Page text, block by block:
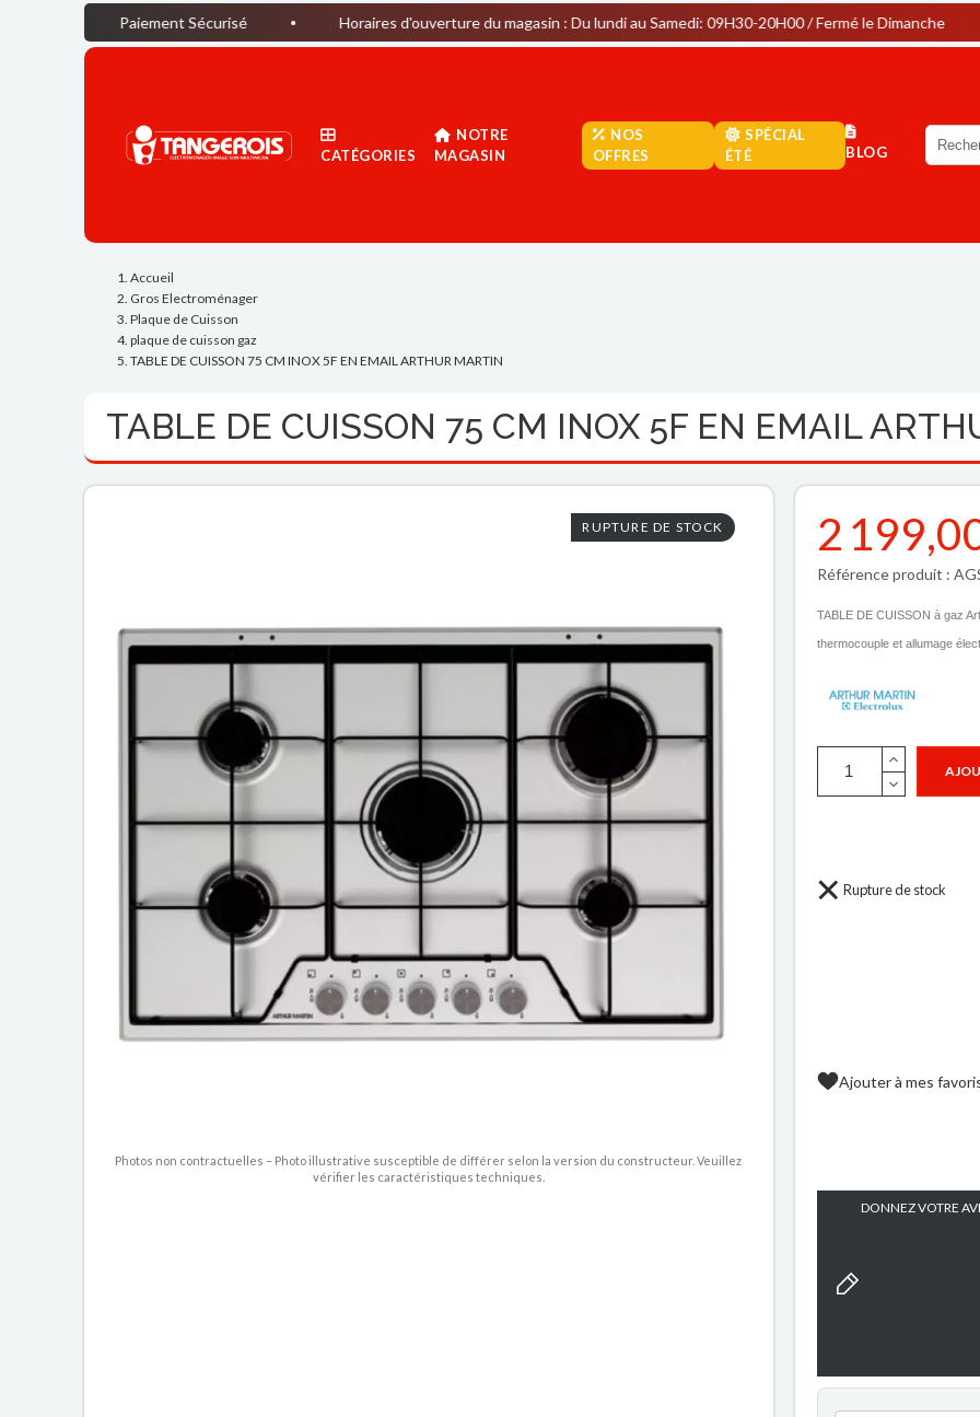
Paiement Sécurisé Horaires d'ouverture du magasin : Du lundi au Samedi: 09H30-20H00 / Fermé le Dimanche
CATÉGORIES
NOTRE
MAGASIN
NOS
OFFRES
SPÉCIAL
ÉTÉ
BLOG
Accueil
Gros Electroménager
Plaque de Cuisson
plaque de cuisson gaz
TABLE DE CUISSON 75 CM INOX 5F EN EMAIL ARTHUR MARTIN
TABLE DE CUISSON 75 CM INOX 5F EN EMAIL
RUPTURE DE STOCK
Photos non contractuelles – Photo illustrative susceptible de différer selon la version du constructeur. Veuillez
vérifier les caractéristiques techniques.
2
Référence produit :
TABLE DE CUISSON à gaz
thermocouple et allumage
Rupture de stock
Ajouter à mes
DONNEZ VOTRE